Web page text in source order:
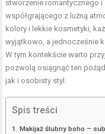
stworzenie romantycznego
współgrającego z luźną
kolory i lekkie kosmetyki,
wyjątkowo, a jednocześnie
W tym kontekście warto
pozwolą osiągnąć ten
jak i osobisty styl.
Spis treści
Makijaż ślubny boho –